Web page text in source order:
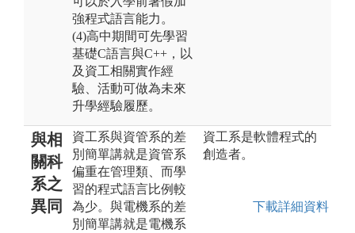
強程式語言能力。
(4)高中期間可先學習
基礎C語言與C++，以
及資工相關實作經
驗、活動可做為未來
升學經驗履歷。
與相
關科
系之
異同
資工系與資管系的差
別簡單講就是資管系
偏重在管理類、而學
習的程式語言比例較
為少。與電機系的差
別簡單講就是電機系
資工系是軟體程式的
創造者。
下載詳細資料